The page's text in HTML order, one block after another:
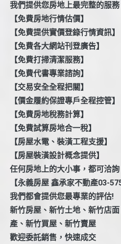
我們提供您房地上最完整的服務
【免費房地行情估價】
【免費提供實價登錄行情資訊】
【免費各大網站刊登廣告】
【免費打掃清潔服務】
【免費代書專業諮詢】
【交易安全全程把關】
【價金履約保證專戶全程控管】
【免費房地稅務計算】
【免費試算房地合一稅】
【房屋水電、裝潢工程支援】
【房屋裝潢設計概念提供】
任何房地上的大小事，都可洽詢
【永義房屋 鑫承家不動產03-
我們都會提供您最專業的評估!
新竹房屋、新竹土地、新竹店
產、新竹買屋、新竹賣屋
歡迎委託銷售，快速成交